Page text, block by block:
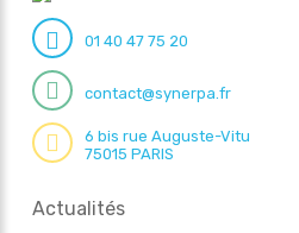
01 40 47 75 20
contact@synerpa.fr
6 bis rue Auguste-Vitu
75015 PARIS
Actualités